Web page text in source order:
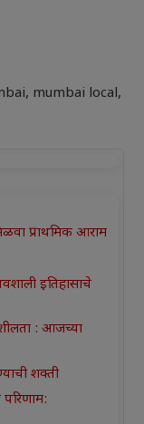
, mumbai local,
प्राथमिक आराम
इतिहासाचे
: आजच्या
शक्ती
परिणाम: